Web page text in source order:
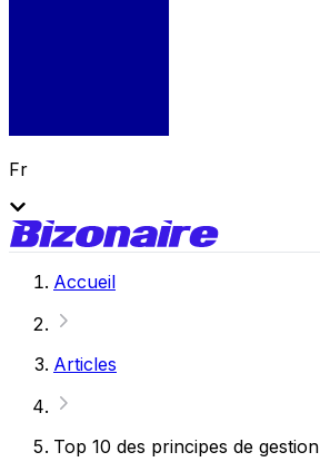
Fr
Accueil
Articles
Top 10 des principes de gestion